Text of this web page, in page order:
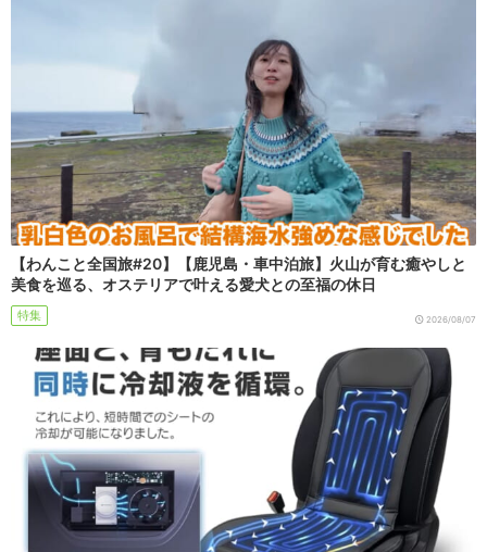
【わんこと全国旅#20】【鹿児島・車中泊旅】火山が育む癒やしと
美食を巡る、オステリアで叶える愛犬との至福の休日
特集 2026/08/07